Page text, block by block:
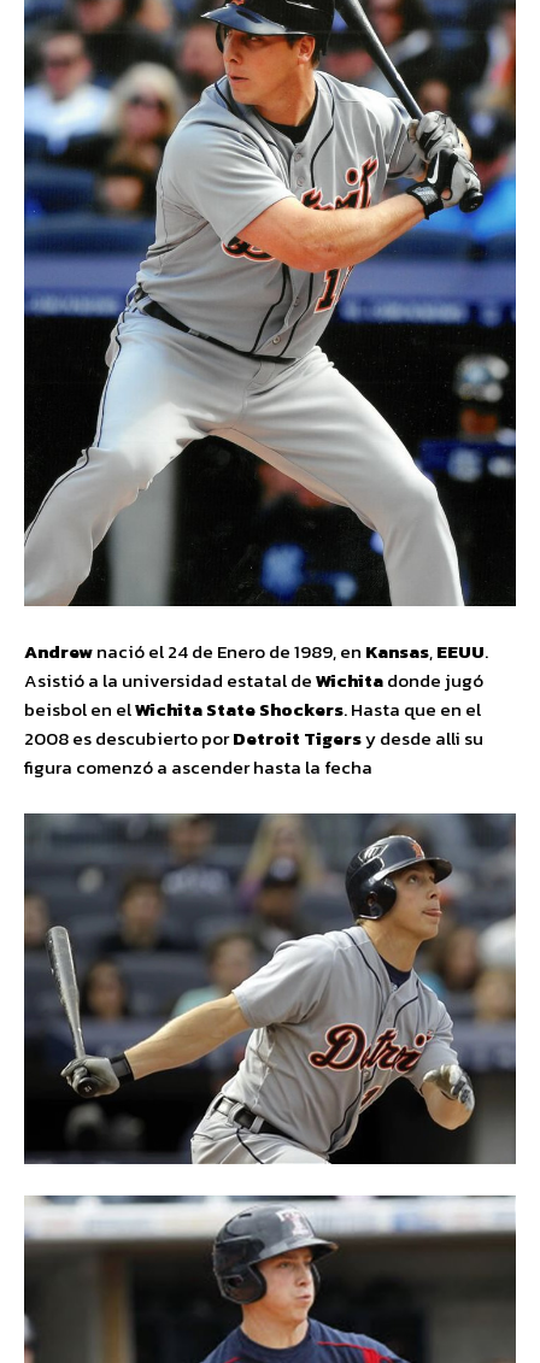
Andrewnació el 24 de Enero de 1989, en Kansas,EEUU.
Asistió a la universidad estatal deWichitadonde jugó
beisbol en elWichita State Shockers. Hasta que en el
2008 es descubierto porDetroit Tigersy desde alli su
figura comenzó a ascender hasta la fecha